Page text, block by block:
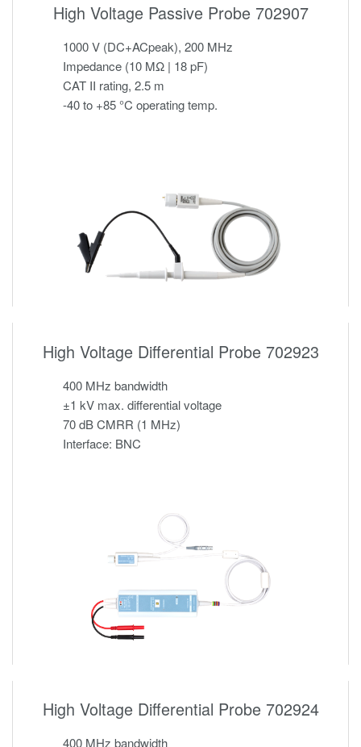
High Voltage Passive Probe 702907
1000 V (DC+ACpeak), 200 MHz
Impedance (10 MΩ | 18 pF)
CAT II rating, 2.5 m
-40 to +85 °C operating temp.
High Voltage Differential Probe 702923
400 MHz bandwidth
±1 kV max. differential voltage
70 dB CMRR (1 MHz)
Interface: BNC
High Voltage Differential Probe 702924
400 MHz bandwidth